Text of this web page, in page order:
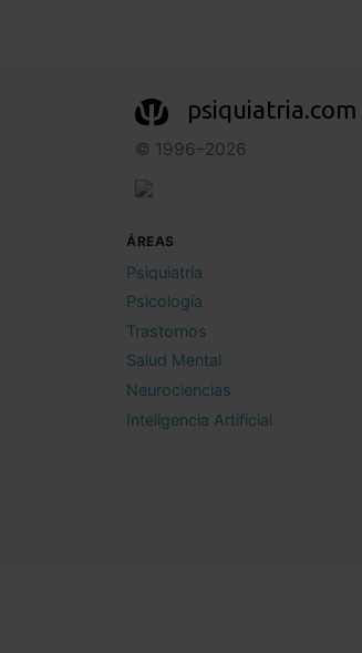
psiquiatria.com
© 1996–2026
ÁREAS
Psiquiatría
Psicología
Trastornos
Salud Mental
Neurociencias
Inteligencia Artificial